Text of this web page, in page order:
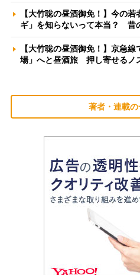
【大竹聡の昼酒御免！】今の
ギ」を知らないって本当？ 昔
【大竹聡の昼酒御免！】京急
場」へと昼酒旅 押し寄せるノ
著者・連載